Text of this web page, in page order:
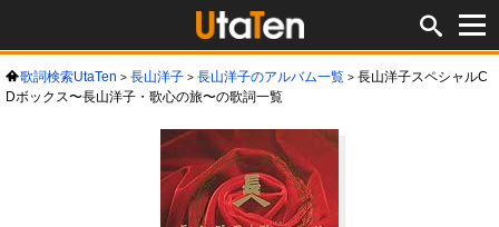
歌詞検索UtaTen 長山洋子 長山洋子のアルバム一覧
長山洋子スペシャルC
Dボックス〜長山洋子・歌心の旅〜の歌詞一覧